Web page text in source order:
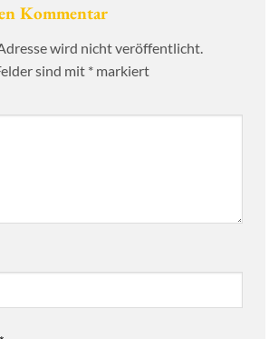
Kommentar
wird nicht veröffentlicht.
sind mit * markiert